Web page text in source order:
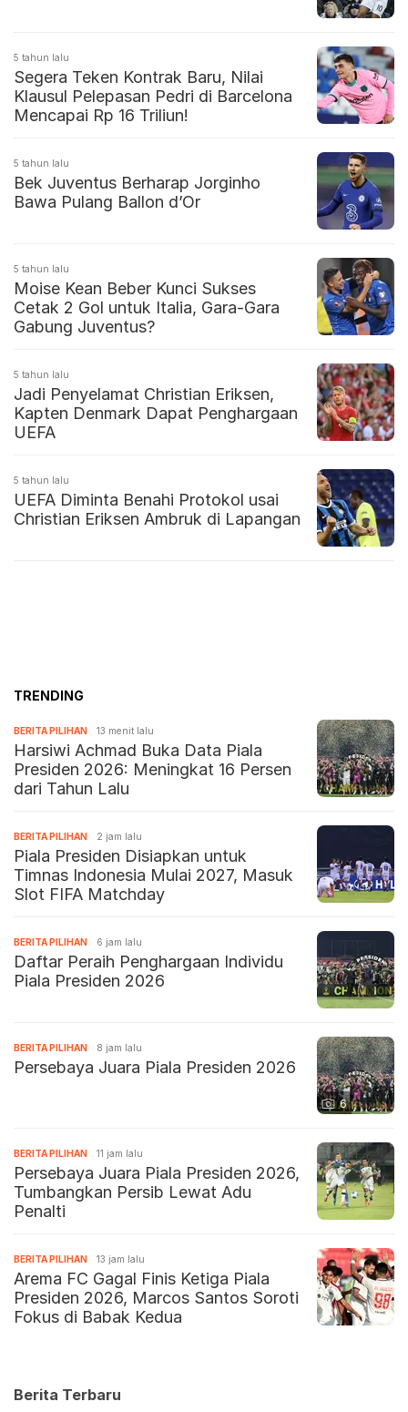
5 tahun lalu
Segera Teken Kontrak Baru, Nilai
Klausul Pelepasan Pedri di Barcelona
Mencapai Rp 16 Triliun!
5 tahun lalu
Bek Juventus Berharap Jorginho
Bawa Pulang Ballon d’Or
5 tahun lalu
Moise Kean Beber Kunci Sukses
Cetak 2 Gol untuk Italia, Gara-Gara
Gabung Juventus?
5 tahun lalu
Jadi Penyelamat Christian Eriksen,
Kapten Denmark Dapat Penghargaan
UEFA
5 tahun lalu
UEFA Diminta Benahi Protokol usai
Christian Eriksen Ambruk di Lapangan
TRENDING
BERITA PILIHAN 13 menit lalu
Harsiwi Achmad Buka Data Piala
Presiden 2026: Meningkat 16 Persen
dari Tahun Lalu
BERITA PILIHAN 2 jam lalu
Piala Presiden Disiapkan untuk
Timnas Indonesia Mulai 2027, Masuk
Slot FIFA Matchday
BERITA PILIHAN 6 jam lalu
Daftar Peraih Penghargaan Individu
Piala Presiden 2026
6
BERITA PILIHAN 8 jam lalu
Persebaya Juara Piala Presiden 2026
BERITA PILIHAN 11 jam lalu
Persebaya Juara Piala Presiden 2026,
Tumbangkan Persib Lewat Adu
Penalti
BERITA PILIHAN 13 jam lalu
Arema FC Gagal Finis Ketiga Piala
Presiden 2026, Marcos Santos Soroti
Fokus di Babak Kedua
Berita Terbaru